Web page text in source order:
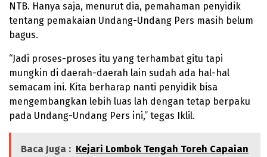
NTB. Hanya saja, menurut dia, pemahaman penyidik
tentang pemakaian Undang-Undang Pers masih belum
bagus.
“Jadi proses-proses itu yang terhambat gitu tapi
mungkin di daerah-daerah lain sudah ada hal-hal
semacam ini. Kita berharap nanti penyidik bisa
mengembangkan lebih luas lah dengan tetap berpaku
pada Undang-Undang Pers ini,” tegas Iklil.
Baca Juga : Kejari Lombok Tengah Toreh Capaian